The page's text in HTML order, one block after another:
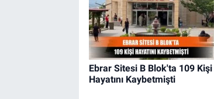
Ebrar Sitesi B Blok'ta 109 Kişi
Hayatını Kaybetmişti